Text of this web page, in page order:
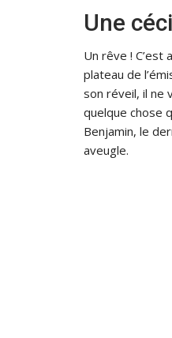
Une
Un rêve ! C’est
plateau de
son réveil, il ne
quelque chose
Benjamin, le
aveugle.